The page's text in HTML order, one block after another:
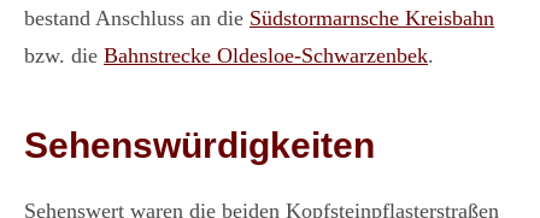
bestand Anschluss an die Südstormarnsche Kreisbahn
bzw. die Bahnstrecke Oldesloe-Schwarzenbek.
Sehenswürdigkeiten
Sehenswert waren die beiden Kopfsteinpflasterstraßen